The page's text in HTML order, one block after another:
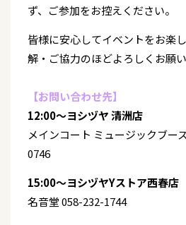
ず、ご参加をお控えください。
皆様に安心してイベントをお楽
解・ご協力のほどよろしくお願い
【お問い合わせ先】
12:00～ヨシヅヤ 清洲店
メインコート ミュージックブ
0746
15:00～ヨシヅヤYストア西春店
名音堂 058-232-1744